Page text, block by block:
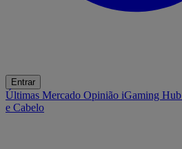
Entrar
Últimas Mercado Opinião iGaming Hub
e Cabelo